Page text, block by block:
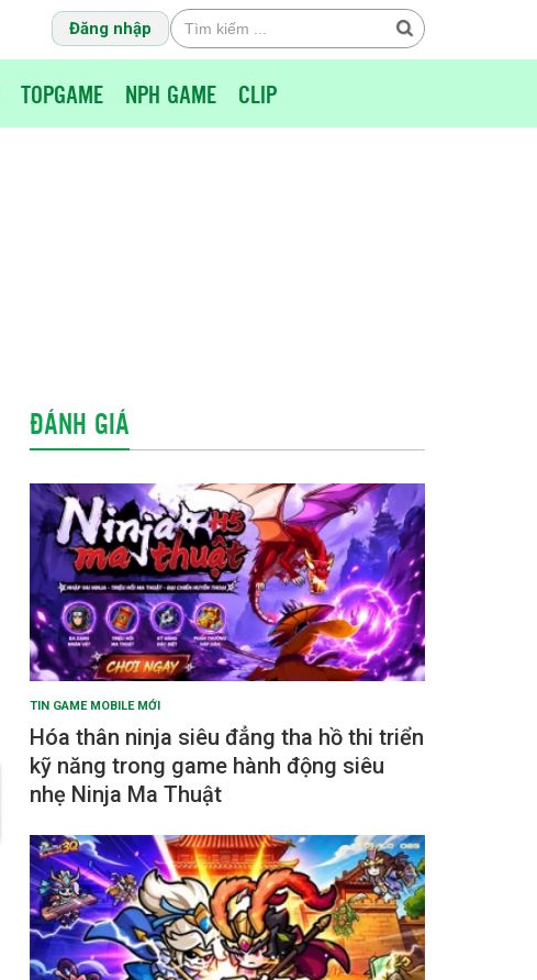
Đăng nhập
TOPGAME NPH GAME CLIP
ĐÁNH GIÁ
TIN GAME MOBILE MỚI
Hóa thân ninja siêu đẳng tha hồ thi triển
kỹ năng trong game hành động siêu
nhẹ Ninja Ma Thuật